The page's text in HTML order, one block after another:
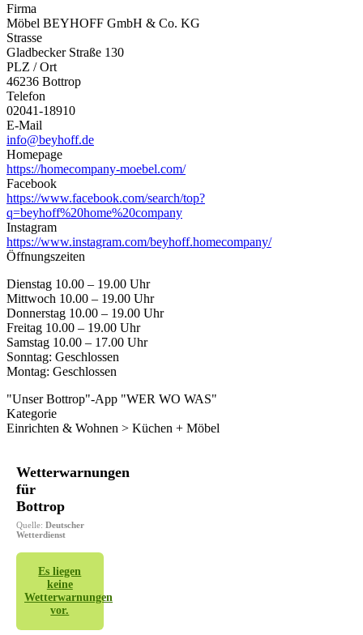
Firma
Möbel BEYHOFF GmbH & Co. KG
Strasse
Gladbecker Straße 130
PLZ / Ort
46236 Bottrop
Telefon
02041-18910
E-Mail
info@beyhoff.de
Homepage
https://homecompany-moebel.com/
Facebook
https://www.facebook.com/search/top?
q=beyhoff%20home%20company
Instagram
https://www.instagram.com/beyhoff.homecompany/
Öffnungszeiten
Dienstag 10.00 – 19.00 Uhr
Mittwoch 10.00 – 19.00 Uhr
Donnerstag 10.00 – 19.00 Uhr
Freitag 10.00 – 19.00 Uhr
Samstag 10.00 – 17.00 Uhr
Sonntag: Geschlossen
Montag: Geschlossen
"Unser Bottrop"-App "WER WO WAS"
Kategorie
Einrichten & Wohnen > Küchen + Möbel
Wetterwarnungen
für
Bottrop
Quelle: Deutscher
Wetterdienst
Es liegen
keine
Wetterwarnungen
vor.